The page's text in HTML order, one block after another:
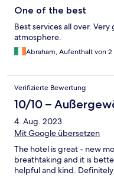
One of the best
Best services all over.
atmosphere.
Abraham, Aufenthalt von
Verifizierte Bewertung
10/10 –
4. Aug. 2023
Mit Google übersetzen
The hotel is great - new
breathtaking and it is
helpful and kind.